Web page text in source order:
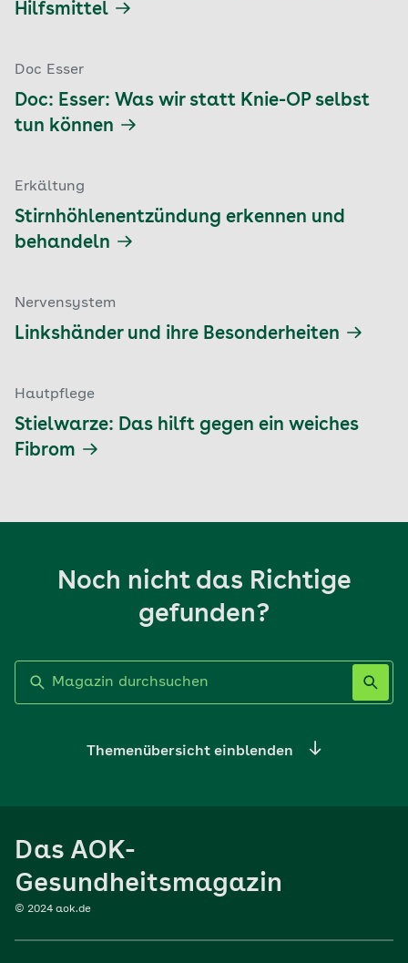
Hilfsmittel
Doc Esser
Doc: Esser: Was wir statt Knie-OP selbst
tun können
Erkältung
Stirnhöhlenentzündung erkennen und
behandeln
Nervensystem
Linkshänder und ihre Besonderheiten
Hautpflege
Stielwarze: Das hilft gegen ein weiches
Fibrom
Noch nicht das Richtige
gefunden?
Themenübersicht einblenden
Sport
Das AOK-
Gesundheitsmagazin
© 2024 aok.de